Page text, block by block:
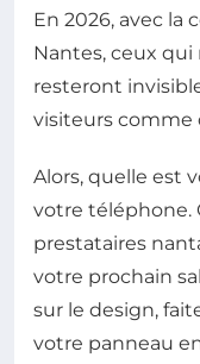
En 2026, avec la
Nantes, ceux
resteront
visiteurs comme
Alors, quelle est
votre téléphone.
prestataires
votre prochain
sur le design,
votre panneau